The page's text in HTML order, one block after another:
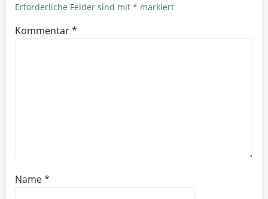
Erforderliche Felder sind mit * markiert
Kommentar*
Name*